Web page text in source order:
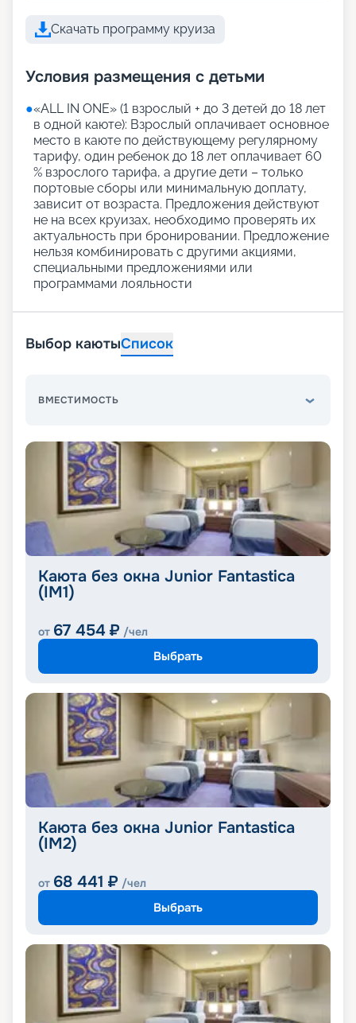
Скачать программу круиза
Условия размещения с детьми
●«АLL IN ONE» (1 взрослый + до 3 детей до 18 лет
в одной каюте): Взрослый оплачивает основное
место в каюте по действующему регулярному
тарифу, один ребенок до 18 лет оплачивает 60
% взрослого тарифа, а другие дети – только
портовые сборы или минимальную доплату,
зависит от возраста. Предложения действуют
не на всех круизах, необходимо проверять их
актуальность при бронировании. Предложение
нельзя комбинировать с другими акциями,
специальными предложениями или
программами лояльности
Выбор каютыСписок
ВМЕСТИМОСТЬ
Каюта без окна Junior Fantastica
(IM1)
от 67 454 ₽ /чел
Выбрать
Каюта без окна Junior Fantastica
(IM2)
от 68 441 ₽ /чел
Выбрать